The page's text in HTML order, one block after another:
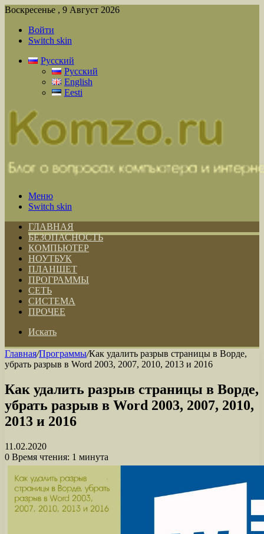
Воскресенье , 9 Август 2026
Войти
Switch skin
Русский
Русский
English
Eesti
Меню
Switch skin
ГЛАВНАЯ
БЕЗОПАСНОСТЬ
КОМПЬЮТЕР
НОУТБУК
ПЛАНШЕТ
ПРОГРАММЫ
СЕТЬ
СИСТЕМА
ПРОЧЕЕ
Искать
Главная/Программы/Как удалить разрыв страницы в Ворде,
убрать разрыв в Word 2003, 2007, 2010, 2013 и 2016
Как удалить разрыв страницы в Ворде,
убрать разрыв в Word 2003, 2007, 2010,
2013 и 2016
11.02.2020
0 Время чтения: 1 минута